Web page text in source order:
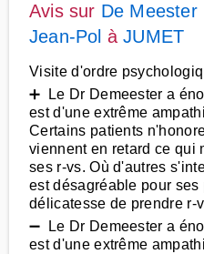
Avis sur De Meester
Jean-Pol àJUMET
Visite d'ordre
➕ Le Dr Demeester a
est d'une extrême
Certains patients
viennent en retard ce qui
ses r-vs. Où d'autres
est désagréable pour
délicatesse de prendre r-
➖ Le Dr Demeester a
est d'une extrême